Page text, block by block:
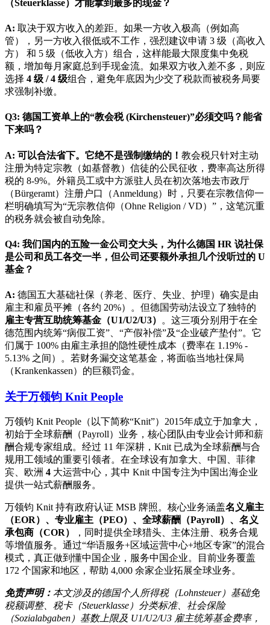
（Steuerklasse）才能拿到最多的现金？
A: 取决于双方收入的差距。如果一方收入极高（例如高
管），另一方收入很低或不工作，强烈建议申请 3 级（高收入
方） 和 5 级（低收入方）组合，这样能最大限度集中免税
额，增加每月家庭总到手现金流。如果双方收入差不多，则应
选择 4 级 / 4 级组合，避免年底因为少交了税款而被税务局要
求强制补缴。
Q3: 德国工资单上的“教会税 (Kirchensteuer)”必须交吗？能省
下来吗？
A: 可以合法省下。它绝不是强制缴纳的！ 教会税只针对主动
注册为特定宗教（如基督教）信徒的公民征收，费率高达所得
税的 8-9%。外籍员工或中方派驻人员在初次落地去市政厅
（Bürgeramt）注册户口（Anmeldung）时，只要在宗教信仰一
栏明确填写为“无宗教信仰（Ohne Religion / VD）”，这笔沉重
的税务就会被自动免除。
Q4: 我们国内的五险一金公司交大头，为什么德国 HR 说社保
是公司和员工各交一半，但公司还要额外承担几个没听过的 U
基金？
A: 德国五大基础社保（养老、医疗、失业、护理）确实是由
雇主和雇员平摊（各约 20%）。但德国劳动法设立了独特的
雇主专营互助统筹基金（U1/U2/U3）
。这三项分别用于在全
德范围内统筹“病假工资”、“产假补偿”及“企业破产垫付”。它
们属于 100% 由雇主承担的隐性硬性成本（费率在 1.19% -
5.13% 之间）。若财务漏交这笔基金，将面临当地社保局
（Krankenkassen）的巨额罚金。
关于万领钧 Knit People
万领钧 Knit People（以下简称“Knit”）2015年成立于加拿大，
初始于全球薪酬（Payroll）业务，核心团队由专业会计师和薪
酬合规专家组成。经过 11 年深耕，Knit 已成为全球薪酬与合
规用工领域的重要引领者。在全球设有加拿大、中国、菲律
宾、欧洲 4 大运营中心，其中 Knit 中国专注为中国出海企业
提供一站式薪酬服务。
万领钧 Knit 持有政府认证 MSB 牌照。核心业务涵盖名义雇主
（EOR）、专业雇主（PEO）、全球薪酬（Payroll）、名义
承包商（COR）
，同时提供全球猎头、主体注册、税务合规
等增值服务。通过“华语服务+区域运营中心+地区专家”的混合
模式，真正做到懂中国企业，服务中国企业。目前业务覆盖
172 个国家和地区，帮助 4,000 余家企业拓展全球业务。
免责声明： 本文涉及的德国个人所得税（Lohnsteuer）基础免
税额调整、税卡（Steuerklasse）分类标准、社会保险
（Sozialabgaben）基数上限及 U1/U2/U3 雇主统筹基金费率，